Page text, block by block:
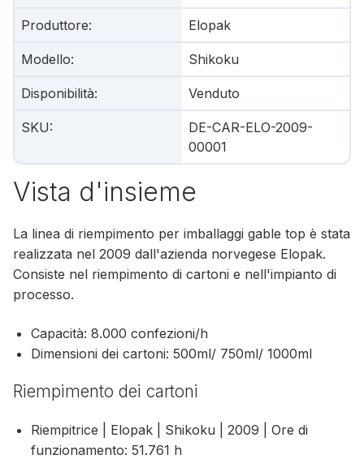
Produttore: Elopak
Modello: Shikoku
Disponibilità: Venduto
SKU:
DE-CAR-ELO-2009-
00001
Vista d'insieme
La linea di riempimento per imballaggi gable top è stata
realizzata nel 2009 dall'azienda norvegese Elopak.
Consiste nel riempimento di cartoni e nell'impianto di
processo.
Capacità: 8.000 confezioni/h
Dimensioni dei cartoni: 500ml/ 750ml/ 1000ml
Riempimento dei cartoni
Riempitrice | Elopak | Shikoku | 2009 | Ore di
funzionamento: 51.761 h